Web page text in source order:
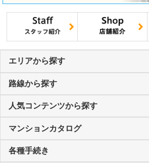
エリアから探す
路線から探す
人気コンテンツから探す
マンションカタログ
各種手続き